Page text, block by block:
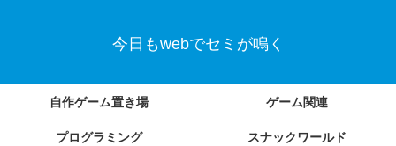
今日もwebでセミが鳴く
自作ゲーム置き場 ゲーム関連
プログラミング スナックワールド